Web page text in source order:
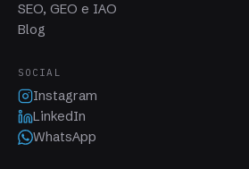
SEO, GEO e IAO
Blog
SOCIAL
Instagram
LinkedIn
WhatsApp